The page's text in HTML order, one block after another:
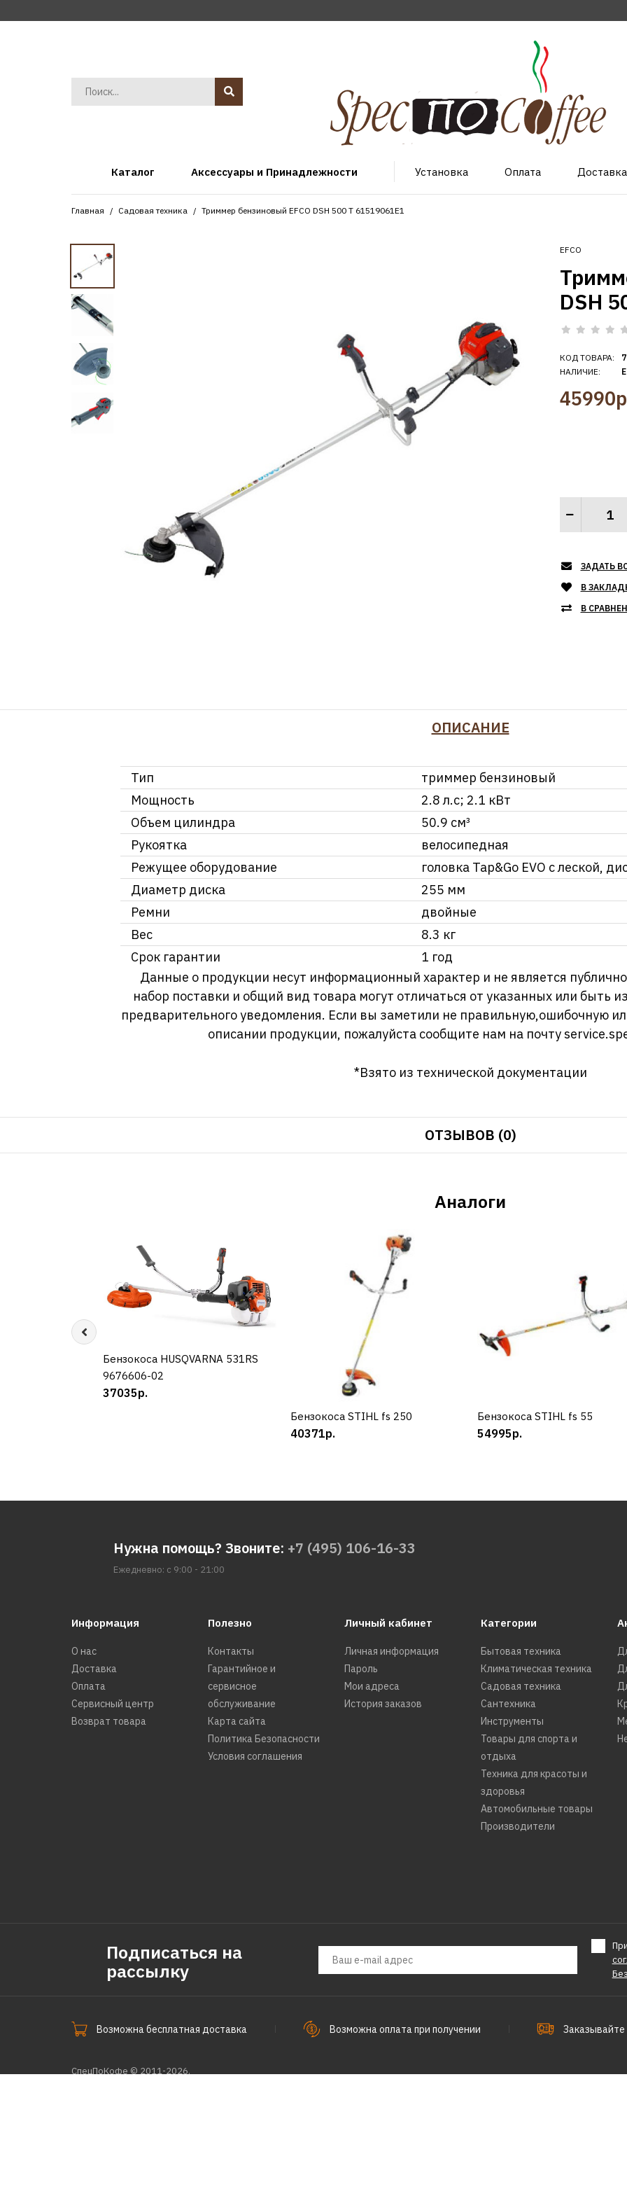
Каталог Аксессуары и Принадлежности Установка Оплата Доставка
Главная Садовая техника Триммер бензиновый EFCO DSH 500 T 61519061E1
EFCO
DSH
КОД ТОВАРА:
НАЛИЧИЕ:
ЗАДАТЬ
В
В
ОПИСАНИЕ
Тип
триммер бензиновый
Мощность
2.8 л.с; 2.1 кВт
Объем цилиндра
50.9 см³
Рукоятка
велосипедная
Режущее оборудование
головка Tap&Go EVO с леской,
Диаметр диска
255 мм
Ремни
двойные
Вес
8.3 кг
Срок гарантии
1 год
Данные о продукции несут информационный характер и не является
набор поставки и общий вид товара могут отличаться от указанных или быть
предварительного уведомления. Если вы заметили не правильную,ошибочную
описании продукции, пожалуйста сообщите нам на почту
*Взято из технической документации
ОТЗЫВОВ (0)
Аналоги
КУПИТЬ
Бензокоса HUSQVARNA 531RS
9676606-02
37035р.
КУПИТЬ
Бензокоса STIHL fs 250
40371р.
КУПИТЬ
Бензокоса STIHL fs 55
54995р.
Нужна помощь? Звоните: +7 (495) 106-16-33
Ежедневно: с 9:00 - 21:00
Информация
О нас
Доставка
Оплата
Сервисный центр
Возврат товара
Полезно
Контакты
Гарантийное и
сервисное
обслуживание
Карта сайта
Политика Безопасности
Условия соглашения
Личный кабинет
Личная информация
Пароль
Мои адреса
История заказов
Категории
Бытовая техника
Климатическая техника
Садовая техника
Сантехника
Инструменты
Товары для спорта и
отдыха
Техника для красоты и
здоровья
Автомобильные товары
Производители
Подписаться на
рассылку
Возможна бесплатная доставка Возможна оплата при получении Заказывайте
СпецПоКофе © 2011-2026.